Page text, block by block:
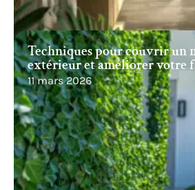
Techniques pour couvrir un
extérieur et améliorer votre
11 mars 2026